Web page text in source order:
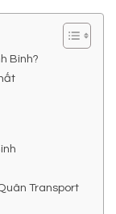
Bình?
Transport